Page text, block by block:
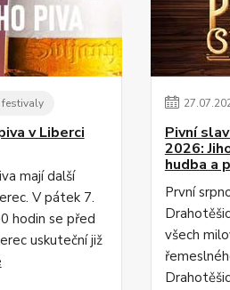
festivaly
v Liberci
mají další
V pátek 7.
hodin se před
uskuteční již
27.07.
Pivní
2026:
hudba a
První
všech